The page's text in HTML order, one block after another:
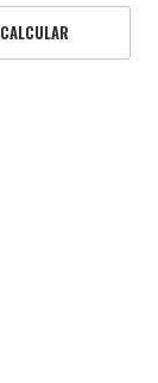
CALCULAR